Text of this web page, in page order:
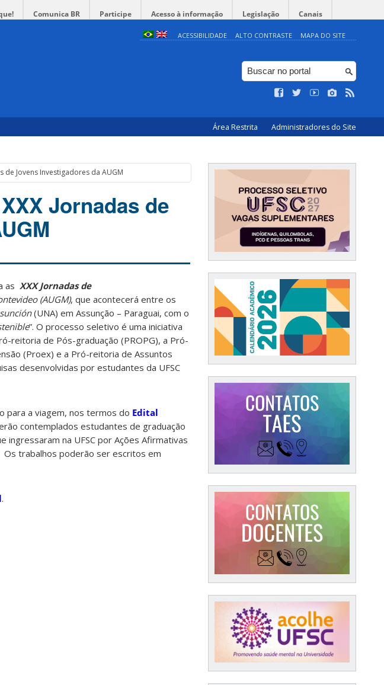
Comunica BR Participe Acesso à informação Legislação Canais
ACESSIBILIDADE ALTO CONTRASTE MAPA DO SITE
Área Restrita Administradores do Site
de Jovens Investigadores da AUGM
Jornadas de
as XXX Jornadas de
(AUGM), que acontecerá entre os
(UNA) em Assunção – Paraguai, com o
”. O processo seletivo é uma iniciativa
reitoria de Pós-graduação (PROPG), a Pró-
(Proex) e a Pró-reitoria de Assuntos
desenvolvidas por estudantes da UFSC
para a viagem, nos termos do Edital
contemplados estudantes de graduação
na UFSC por Ações Afirmativas
Os trabalhos poderão ser escritos em
.